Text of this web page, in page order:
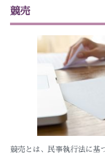
競売
競売とは、民事執行法に基